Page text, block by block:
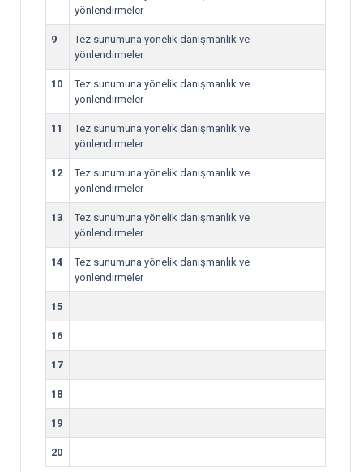
yönlendirmeler
9
Tez sunumuna yönelik danışmanlık ve
yönlendirmeler
10
Tez sunumuna yönelik danışmanlık ve
yönlendirmeler
11
Tez sunumuna yönelik danışmanlık ve
yönlendirmeler
12
Tez sunumuna yönelik danışmanlık ve
yönlendirmeler
13
Tez sunumuna yönelik danışmanlık ve
yönlendirmeler
14
Tez sunumuna yönelik danışmanlık ve
yönlendirmeler
15
16
17
18
19
20